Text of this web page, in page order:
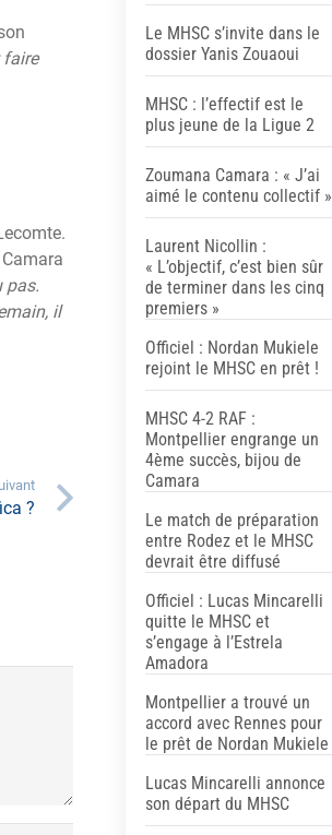
faire
pas.
il
?
Le MHSC s’invite dans le
dossier Yanis Zouaoui
MHSC : l’effectif est le
plus jeune de la Ligue 2
Zoumana Camara : « J’ai
aimé le contenu collectif »
Laurent Nicollin :
« L’objectif, c’est bien sûr
de terminer dans les cinq
premiers »
Officiel : Nordan Mukiele
rejoint le MHSC en prêt !
MHSC 4-2 RAF :
Montpellier engrange un
4ème succès, bijou de
Camara
Le match de préparation
entre Rodez et le MHSC
devrait être diffusé
Officiel : Lucas Mincarelli
quitte le MHSC et
s’engage à l’Estrela
Amadora
Montpellier a trouvé un
accord avec Rennes pour
le prêt de Nordan Mukiele
Lucas Mincarelli annonce
son départ du MHSC